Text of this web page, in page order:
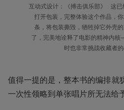
互动式设计：《搏击俱乐部》   这
打开包装，完整体验这个作品，
条，将包装撕毁，牺牲掉它外壳
了，完美地诠释了电影的精神内
时也非常挑战收藏者的
值得一提的是，整本书的编排就
一次性领略到单张唱片所无法给